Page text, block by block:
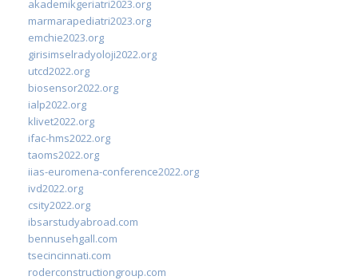
akademikgeriatri2023.org
marmarapediatri2023.org
emchie2023.org
girisimselradyoloji2022.org
utcd2022.org
biosensor2022.org
ialp2022.org
klivet2022.org
ifac-hms2022.org
taoms2022.org
iias-euromena-conference2022.org
ivd2022.org
csity2022.org
ibsarstudyabroad.com
bennusehgall.com
tsecincinnati.com
roderconstructiongroup.com